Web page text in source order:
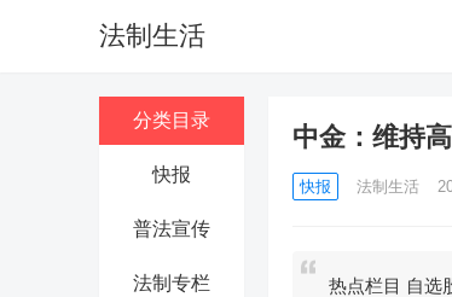
法制生活
分类目录
快报
普法宣传
法制专栏
中金：维持
快报 法制生活
热点栏目 自